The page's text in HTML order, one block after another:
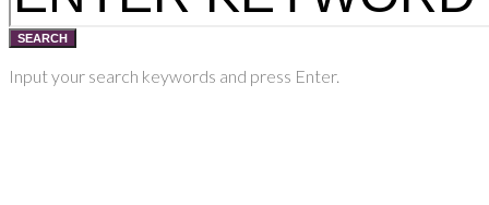
SEARCH
Input your search keywords and press Enter.